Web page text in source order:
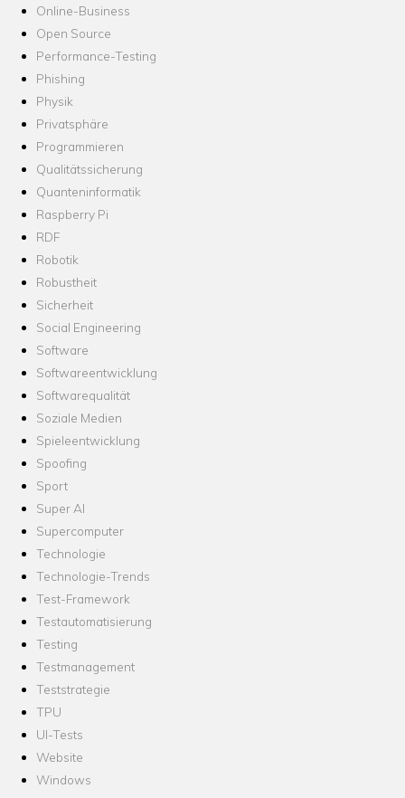
Online-Business
Open Source
Performance-Testing
Phishing
Physik
Privatsphäre
Programmieren
Qualitätssicherung
Quanteninformatik
Raspberry Pi
RDF
Robotik
Robustheit
Sicherheit
Social Engineering
Software
Softwareentwicklung
Softwarequalität
Soziale Medien
Spieleentwicklung
Spoofing
Sport
Super AI
Supercomputer
Technologie
Technologie-Trends
Test-Framework
Testautomatisierung
Testing
Testmanagement
Teststrategie
TPU
UI-Tests
Website
Windows